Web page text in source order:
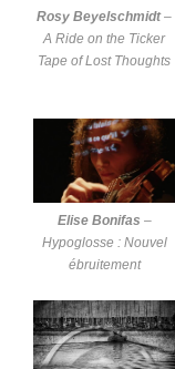
Rosy Beyelschmidt–
A Ride on the Ticker
Tape of Lost Thoughts
Elise Bonifas –
Hypoglosse : Nouvel
ébruitement